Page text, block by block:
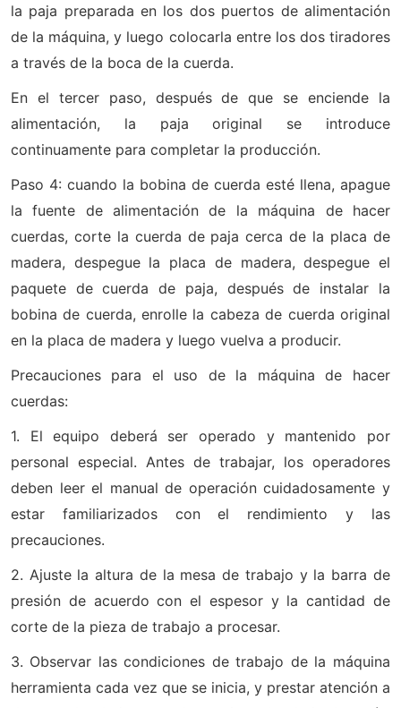
la paja preparada en los dos puertos de alimentación
de la máquina, y luego colocarla entre los dos tiradores
a través de la boca de la cuerda.
En el tercer paso, después de que se enciende la
alimentación, la paja original se introduce
continuamente para completar la producción.
Paso 4: cuando la bobina de cuerda esté llena, apague
la fuente de alimentación de la máquina de hacer
cuerdas, corte la cuerda de paja cerca de la placa de
madera, despegue la placa de madera, despegue el
paquete de cuerda de paja, después de instalar la
bobina de cuerda, enrolle la cabeza de cuerda original
en la placa de madera y luego vuelva a producir.
Precauciones para el uso de la máquina de hacer
cuerdas:
1. El equipo deberá ser operado y mantenido por
personal especial. Antes de trabajar, los operadores
deben leer el manual de operación cuidadosamente y
estar familiarizados con el rendimiento y las
precauciones.
2. Ajuste la altura de la mesa de trabajo y la barra de
presión de acuerdo con el espesor y la cantidad de
corte de la pieza de trabajo a procesar.
3. Observar las condiciones de trabajo de la máquina
herramienta cada vez que se inicia, y prestar atención a